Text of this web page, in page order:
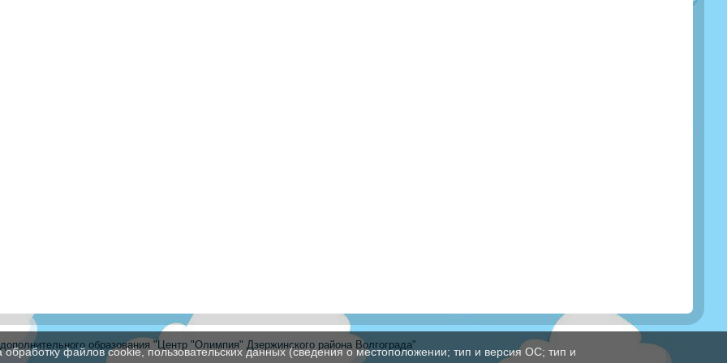
образования "Центр "Олимпия" Дзержинского района Волгограда"
файлов cookie, пользовательских данных (сведения о местоположении; тип и версия ОС; тип и